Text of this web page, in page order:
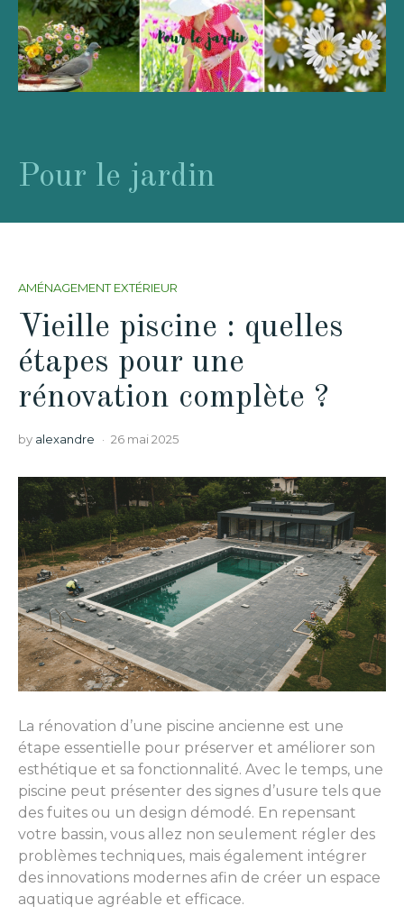
Pour le jardin
AMÉNAGEMENT EXTÉRIEUR
Vieille piscine : quelles
étapes pour une
rénovation complète ?
by alexandre 26 mai 2025
La rénovation d’une piscine ancienne est une
étape essentielle pour préserver et améliorer son
esthétique et sa fonctionnalité. Avec le temps, une
piscine peut présenter des signes d’usure tels que
des fuites ou un design démodé. En repensant
votre bassin, vous allez non seulement régler des
problèmes techniques, mais également intégrer
des innovations modernes afin de créer un espace
aquatique agréable et efficace.